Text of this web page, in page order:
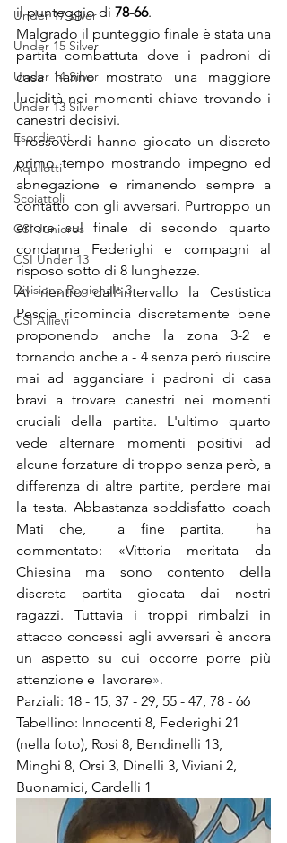
Under 17 silver
Under 15 Silver
Under 14 Silver
Under 13 Silver
Esordienti
Aquilotti
Scoiattoli
CSI Juniores
CSI Under 13
Divisione Regionale 3
CSI Allievi
il punteggio di 78-66.
Malgrado il punteggio finale è stata una
partita combattuta dove i padroni di
casa hanno mostrato una maggiore
lucidità nei momenti chiave trovando i
canestri decisivi.
I rossoverdi hanno giocato un discreto
primo tempo mostrando impegno ed
abnegazione e rimanendo sempre a
contatto con gli avversari. Purtroppo un
errore sul finale di secondo quarto
condanna Federighi e compagni al
risposo sotto di 8 lunghezze.
Al rientro dall'intervallo la Cestistica
Pescia ricomincia discretamente bene
proponendo anche la zona 3-2 e
tornando anche a - 4 senza però riuscire
mai ad agganciare i padroni di casa
bravi a trovare canestri nei momenti
cruciali della partita. L'ultimo quarto
vede alternare momenti positivi ad
alcune forzature di troppo senza però, a
differenza di altre partite, perdere mai
la testa. Abbastanza soddisfatto coach
Mati che,  a fine partita,  ha
commentato: «Vittoria meritata da
Chiesina
ma sono contento della
discreta partita giocata dai nostri
ragazzi. Tuttavia i troppi rimbalzi in
attacco concessi agli avversari è ancora
un aspetto su cui occorre porre più
attenzione e  lavorare».
Parziali: 18 - 15, 37 - 29, 55 - 47, 78 - 66
Tabellino: Innocenti 8, Federighi 21
(nella foto), Rosi 8, Bendinelli 13,
Minghi 8, Orsi 3, Dinelli 3, Viviani 2,
Buonamici, Cardelli 1